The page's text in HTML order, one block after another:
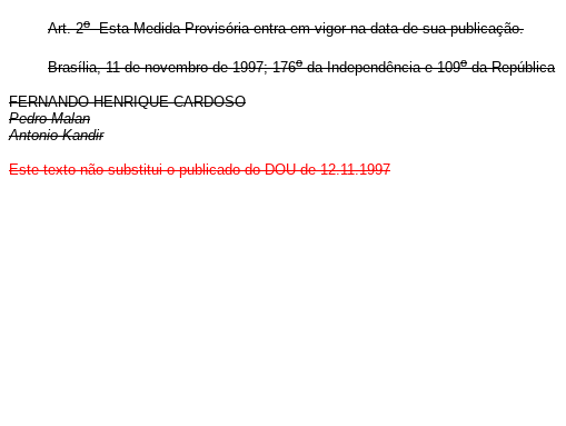
Art. 2oEsta Medida Provisória entra em vigor na data de sua publicação.
Brasília, 11 de novembro de 1997; 176oda Independência e 109oda República
FERNANDO HENRIQUE CARDOSO
Pedro Malan
Antonio Kandir
Este texto não substitui o publicado do DOU de 12.11.1997